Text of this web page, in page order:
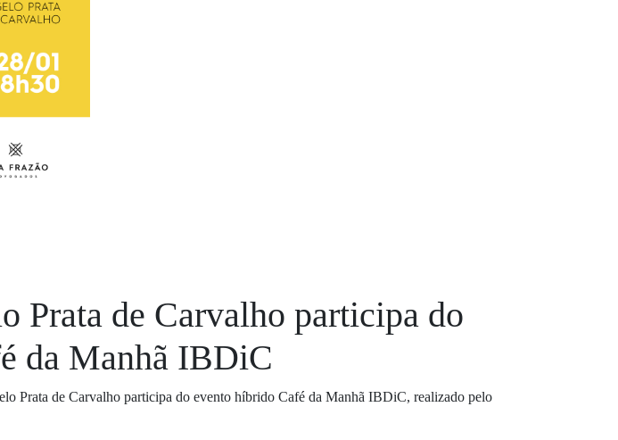
Prata de Carvalho participa do
da Manhã IBDiC
Prata de Carvalho participa do evento híbrido Café da Manhã IBDiC, realizado pelo